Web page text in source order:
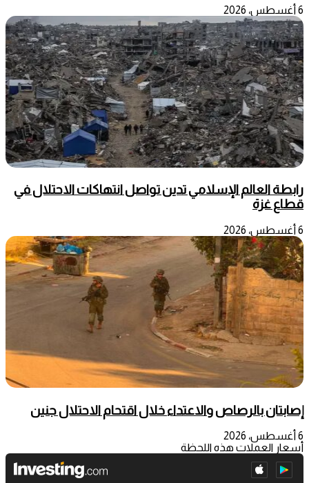
6 أغسطس، 2026
رابطة العالم الإسلامي تدين تواصل انتهاكات الاحتلال في
قطاع غزة
6 أغسطس، 2026
إصابتان بالرصاص والاعتداء خلال اقتحام الاحتلال جنين
6 أغسطس، 2026
أسعار العملات هذه اللحظة